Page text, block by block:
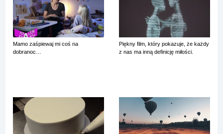
Mamo zaśpiewaj mi coś na
dobranoc…
Piękny film, który pokazuje, że każdy
z nas ma inną definicję miłości.